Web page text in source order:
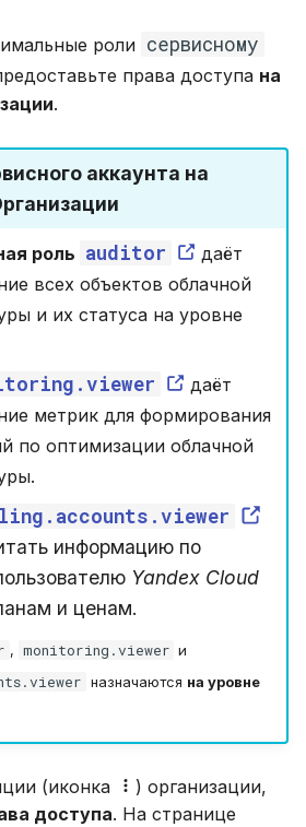
роли сервисному
права доступа на
.
аккаунта на
роль auditor
даёт
всех объектов облачной
и их статуса на уровне
даёт
метрик для формирования
по оптимизации облачной
информацию по
Yandex Cloud
и ценам.
, monitoring.viewer и
назначаются на уровне
(иконка
) организации,
доступа. На странице